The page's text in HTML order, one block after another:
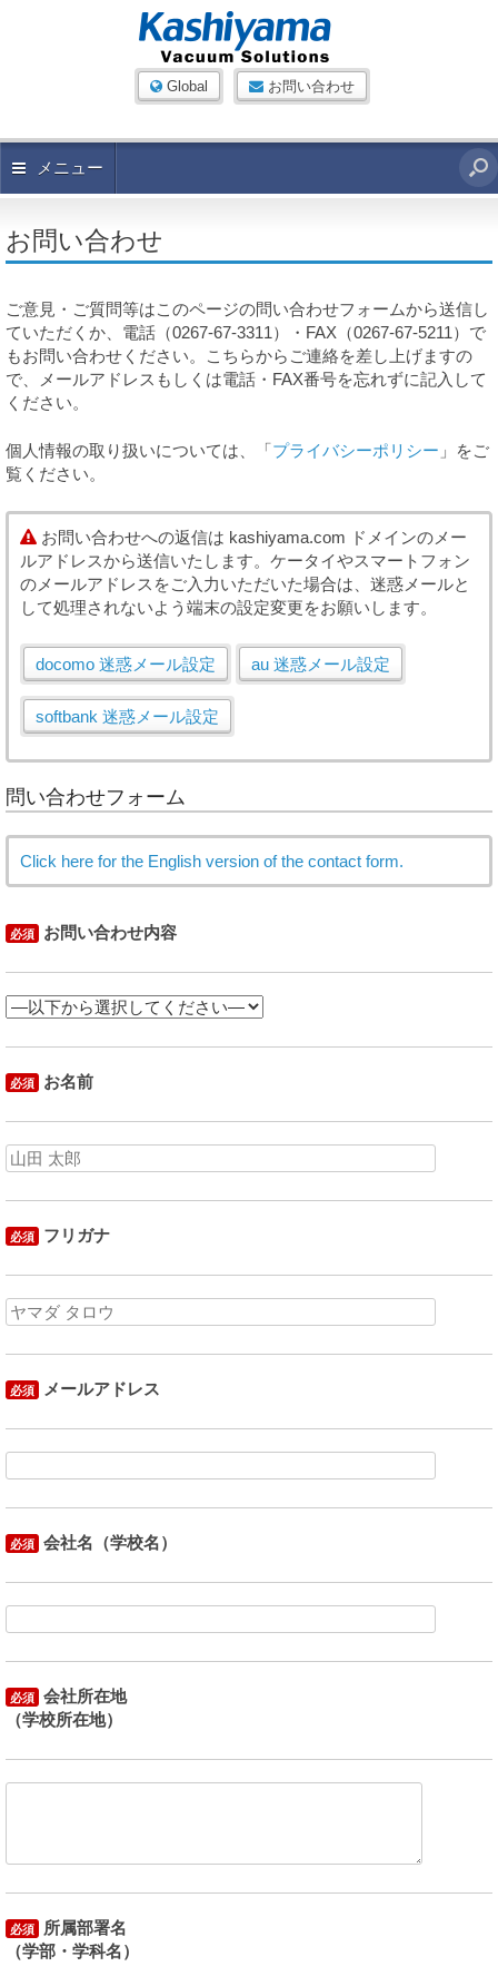
Global お問い合わせ
メニュー
お問い合わせ
ご意見・ご質問等はこのページの問い合わせフォームから送信し
ていただくか、電話（0267-67-3311）・FAX（0267-67-5211）で
もお問い合わせください。こちらからご連絡を差し上げますの
で、メールアドレスもしくは電話・FAX番号を忘れずに記入して
ください。
個人情報の取り扱いについては、「プライバシーポリシー 」をご
覧ください。
お問い合わせへの返信は kashiyama.com ドメインのメー
ルアドレスから送信いたします。ケータイやスマートフォン
のメールアドレスをご入力いただいた場合は、迷惑メールと
して処理されないよう端末の設定変更をお願いします。
docomo 迷惑メール設定 au 迷惑メール設定
softbank 迷惑メール設定
問い合わせフォーム
Click here for the English version of the contact form.
必須 お問い合わせ内容
必須 お名前
必須 フリガナ
必須 メールアドレス
必須 会社名（学校名）
必須
会社所在地
（学校所在地）
必須
所属部署名
（学部・学科名）